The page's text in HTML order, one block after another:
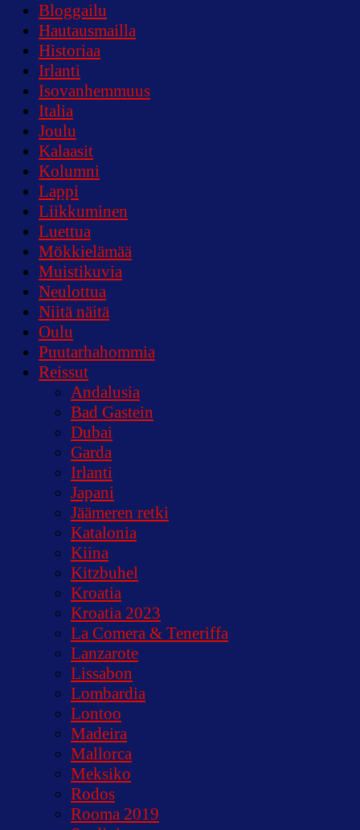
Bloggailu
Hautausmailla
Historiaa
Irlanti
Isovanhemmuus
Italia
Joulu
Kalaasit
Kolumni
Lappi
Liikkuminen
Luettua
Mökkielämää
Muistikuvia
Neulottua
Niitä näitä
Oulu
Puutarhahommia
Reissut
Andalusia
Bad Gastein
Dubai
Garda
Irlanti
Japani
Jäämeren retki
Katalonia
Kiina
Kitzbuhel
Kroatia
Kroatia 2023
La Comera & Teneriffa
Lanzarote
Lissabon
Lombardia
Lontoo
Madeira
Mallorca
Meksiko
Rodos
Rooma 2019